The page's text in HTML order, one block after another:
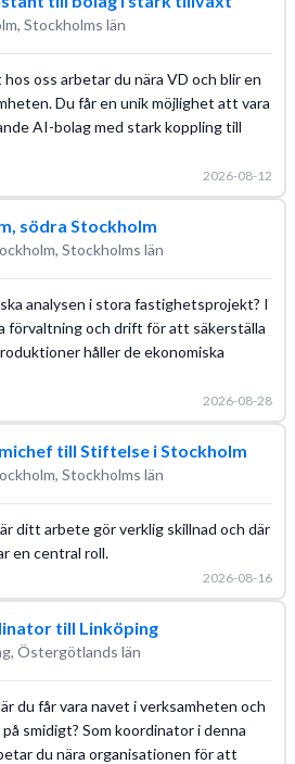
Stockholms län
oss arbetar du nära VD och blir en
Du får en unik möjlighet att vara
AI-bolag med stark koppling till
2026-08-12
södra Stockholm
Stockholms län
analysen i stora fastighetsprojekt? I
förvaltning och drift för att säkerställa
håller de ekonomiska
2026-08-28
till Stiftelse i Stockholm
Stockholms län
ditt arbete gör verklig skillnad och där
en central roll.
2026-08-16
till Linköping
Östergötlands län
du får vara navet i verksamheten och
smidigt? Som koordinator i denna
du nära organisationen för att